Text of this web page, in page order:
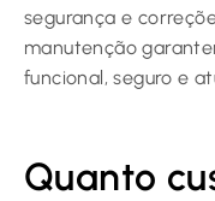
segurança e
manutenção
funcional, seguro e
Quanto